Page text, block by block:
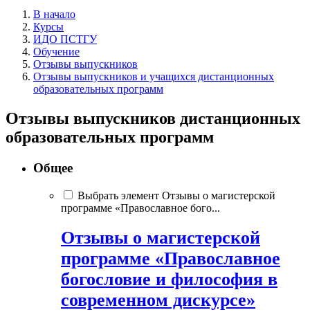
В начало
Курсы
ИДО ПСТГУ
Обучение
Отзывы выпускников
Отзывы выпускников и учащихся дистанционных
образовательных программ
Отзывы выпускников дистанционных
образовательных программ
Общее
Выбрать элемент Отзывы о магистерской
программе «Православное бого...
Отзывы о магистерской
программе «Православное
богословие и философия в
современном дискурсе»